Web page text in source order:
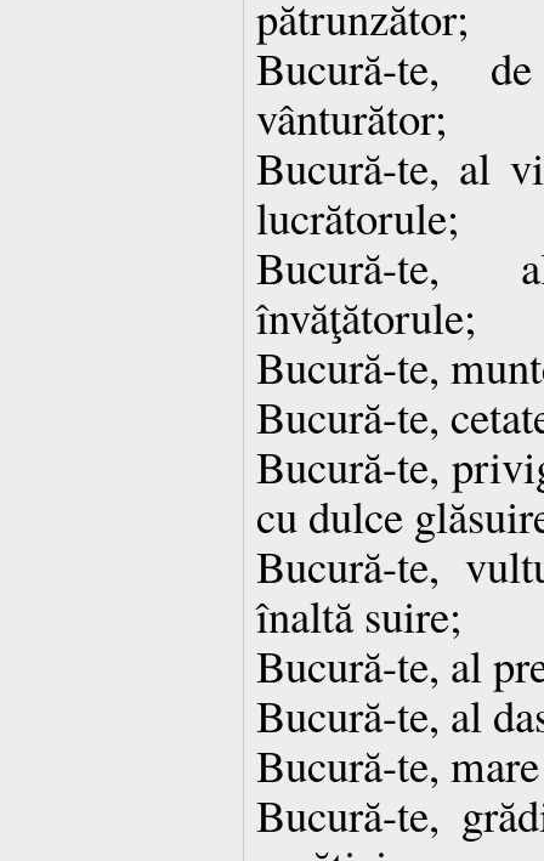
pătrunzător;
Bucură-te,
vânturător;
Bucură-te, al
lucrătorule;
Bucură-te,
învăţătorule;
Bucură-te,
Bucură-te,
Bucură-te,
cu dulce
Bucură-te,
înaltă suire;
Bucură-te, al
Bucură-te, al
Bucură-te,
Bucură-te,